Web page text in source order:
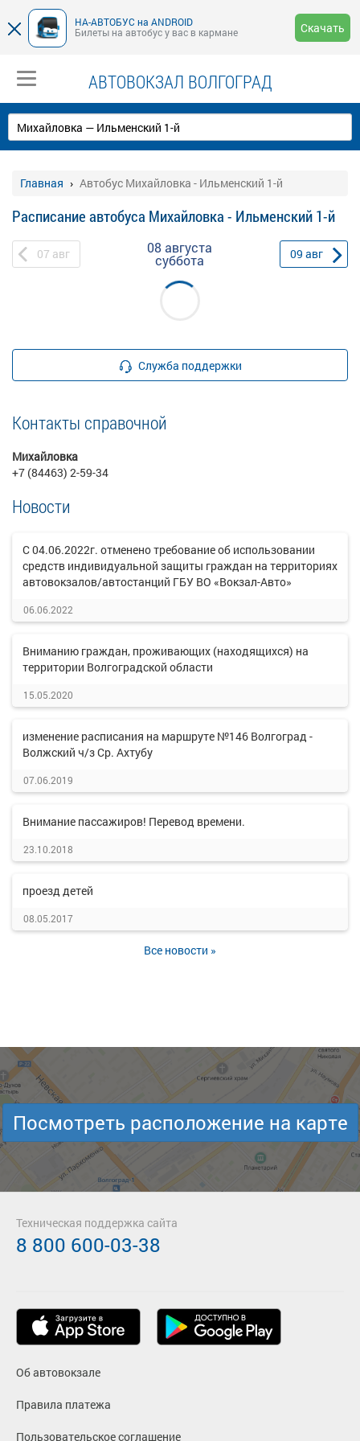
НА-АВТОБУС на ANDROID
Билеты на автобус у вас в кармане
Скачать
АВТОВОКЗАЛ ВОЛГОГРАД
Главная Автобус Михайловка - Ильменский 1-й
Расписание автобуса Михайловка - Ильменский 1-й
07 авг 08 августа
суббота 09 авг
Служба поддержки
Контакты справочной
Михайловка
+7 (84463) 2-59-34
Новости
С 04.06.2022г. отменено требование об использовании
средств индивидуальной защиты граждан на территориях
автовокзалов/автостанций ГБУ ВО «Вокзал-Авто»
06.06.2022
Вниманию граждан, проживающих (находящихся) на
территории Волгоградской области
15.05.2020
изменение расписания на маршруте №146 Волгоград -
Волжский ч/з Ср. Ахтубу
07.06.2019
Внимание пассажиров! Перевод времени.
23.10.2018
проезд детей
08.05.2017
Все новости »
Посмотреть расположение на карте
Об автовокзале
Правила платежа
Пользовательское соглашение
Техническая поддержка сайта
8 800 600-03-38